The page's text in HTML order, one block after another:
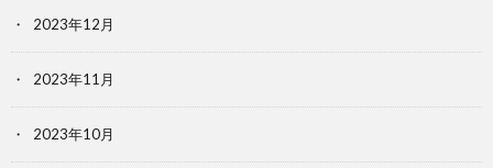
2023年12月
2023年11月
2023年10月